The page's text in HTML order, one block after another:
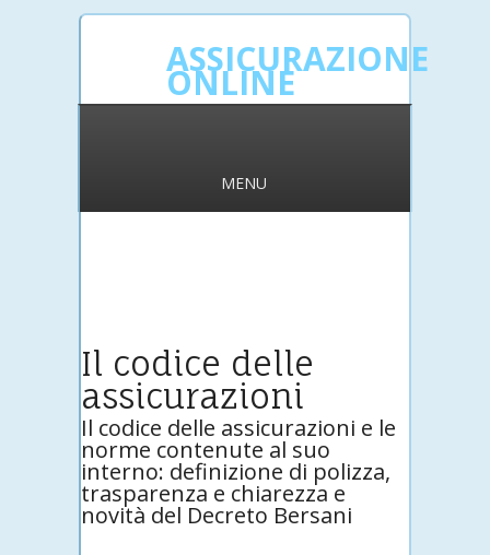
ASSICURAZIONE
ONLINE
MENU
Il codice delle
assicurazioni
Il codice delle assicurazioni e le
norme contenute al suo
interno: definizione di polizza,
trasparenza e chiarezza e
novità del Decreto Bersani